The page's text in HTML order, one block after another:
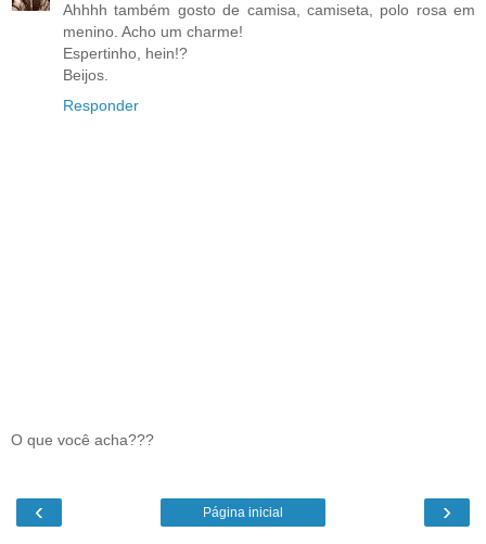
Ahhhh também gosto de camisa, camiseta, polo rosa em
menino. Acho um charme!
Espertinho, hein!?
Beijos.
Responder
O que você acha???
‹ ›
Página inicial